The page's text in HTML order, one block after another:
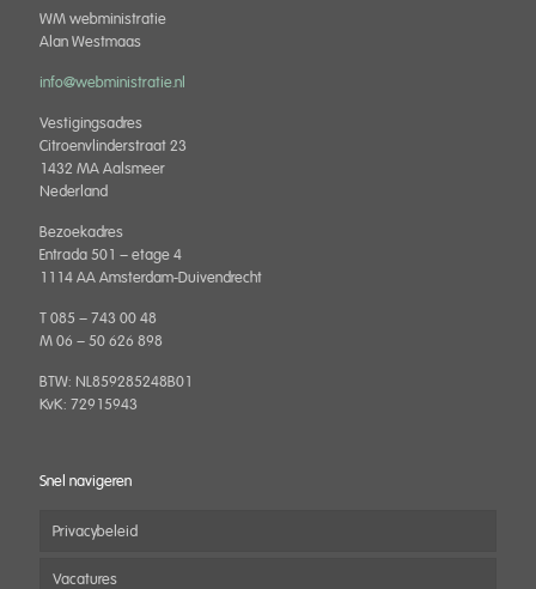
WM webministratie
Alan Westmaas
info@webministratie.nl
Vestigingsadres
Citroenvlinderstraat 23
1432 MA Aalsmeer
Nederland
Bezoekadres
Entrada 501 – etage 4
1114 AA Amsterdam-Duivendrecht
T 085 – 743 00 48
M 06 – 50 626 898
BTW: NL859285248B01
KvK: 72915943
Snel navigeren
Privacybeleid
Vacatures